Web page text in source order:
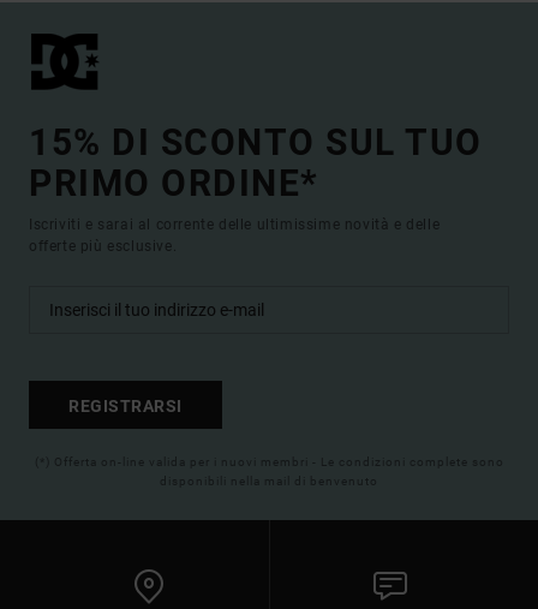
15% DI SCONTO SUL TUO
PRIMO ORDINE*
Iscriviti e sarai al corrente delle ultimissime novità e delle
offerte più esclusive.
REGISTRARSI
(*) Offerta on-line valida per i nuovi membri - Le condizioni complete sono
disponibili nella mail di benvenuto